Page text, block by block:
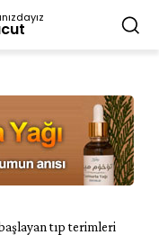
tıp terimleri